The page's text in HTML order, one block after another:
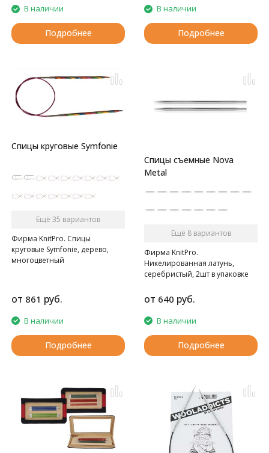
В наличии
Подробнее
В наличии
Подробнее
Спицы круговые Symfonie
Ещё 35 вариантов
Фирма KnitPro. Спицы
круговые Symfonie, дерево,
многоцветный
от 861 руб.
В наличии
Подробнее
Спицы съемные Nova
Metal
Ещё 8 вариантов
Фирма KnitPro.
Никелированная латунь,
серебристый, 2шт в упаковке
от 640 руб.
В наличии
Подробнее